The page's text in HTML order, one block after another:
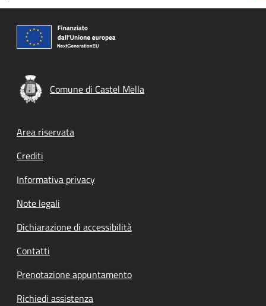
Comune di Castel Mella
Footer menu
Area riservata
Crediti
Informativa privacy
Note legali
Dichiarazione di accessibilità
Contatti
Prenotazione appuntamento
Richiedi assistenza